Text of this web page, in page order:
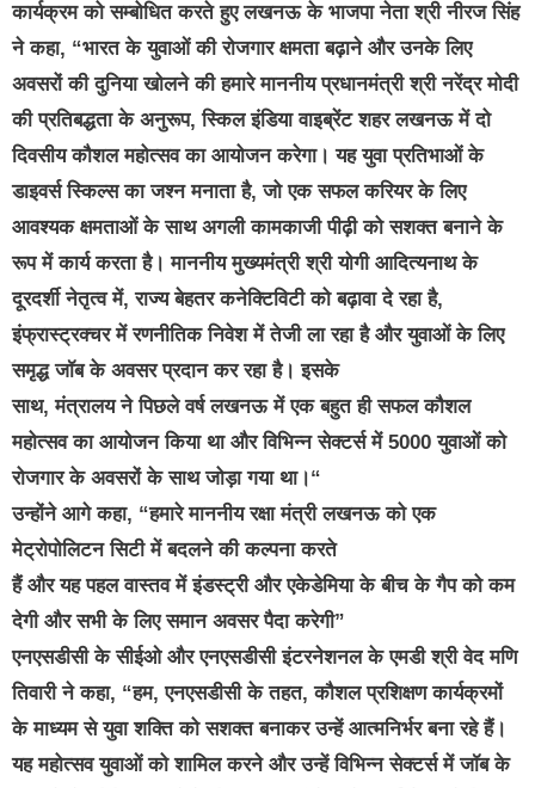
कार्यक्रम को सम्बोधित करते हुए लखनऊ के भाजपा नेता श्री नीरज सिंह
ने कहा, “भारत के युवाओं की रोजगार क्षमता बढ़ाने और उनके लिए
अवसरों की दुनिया खोलने की हमारे माननीय प्रधानमंत्री श्री नरेंद्र मोदी
की प्रतिबद्धता के अनुरूप, स्किल इंडिया वाइब्रेंट शहर लखनऊ में दो
दिवसीय कौशल महोत्सव का आयोजन करेगा। यह युवा प्रतिभाओं के
डाइवर्स स्किल्स का जश्न मनाता है, जो एक सफल करियर के लिए
आवश्यक क्षमताओं के साथ अगली कामकाजी पीढ़ी को सशक्त बनाने के
रूप में कार्य करता है। माननीय मुख्यमंत्री श्री योगी आदित्यनाथ के
दूरदर्शी नेतृत्व में, राज्य बेहतर कनेक्टिविटी को बढ़ावा दे रहा है,
इंफ्रास्ट्रक्चर में रणनीतिक निवेश में तेजी ला रहा है और युवाओं के लिए
समृद्ध जॉब के अवसर प्रदान कर रहा है। इसके
साथ, मंत्रालय ने पिछले वर्ष लखनऊ में एक बहुत ही सफल कौशल
महोत्सव का आयोजन किया था और विभिन्न सेक्टर्स में 5000 युवाओं को
रोजगार के अवसरों के साथ जोड़ा गया था।“
उन्होंने आगे कहा, “हमारे माननीय रक्षा मंत्री लखनऊ को एक
मेट्रोपोलिटन सिटी में बदलने की कल्पना करते
हैं और यह पहल वास्तव में इंडस्ट्री और एकेडेमिया के बीच के गैप को कम
देगी और सभी के लिए समान अवसर पैदा करेगी”
एनएसडीसी के सीईओ और एनएसडीसी इंटरनेशनल के एमडी श्री वेद मणि
तिवारी ने कहा, “हम, एनएसडीसी के तहत, कौशल प्रशिक्षण कार्यक्रमों
के माध्यम से युवा शक्ति को सशक्त बनाकर उन्हें आत्मनिर्भर बना रहे हैं।
यह महोत्सव युवाओं को शामिल करने और उन्हें विभिन्न सेक्टर्स में जॉब के